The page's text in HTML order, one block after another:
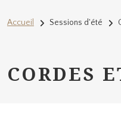
FIL
Accueil Sessions d'été
CORDES